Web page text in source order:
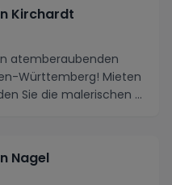
Kirchardt
atemberaubenden
Württemberg! Mieten
Sie die malerischen ...
Nagel